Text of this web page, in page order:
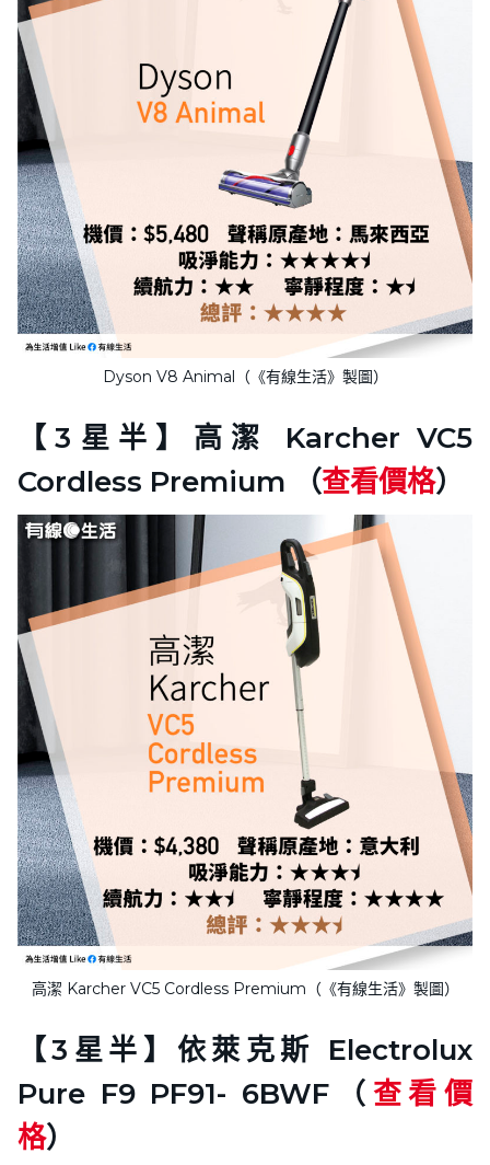
Dyson V8 Animal（《有線生活》製圖）
【3星半】高潔 Karcher VC5
Cordless Premium （查看價格）
高潔 Karcher VC5 Cordless Premium（《有線生活》製圖）
【3星半】依萊克斯 Electrolux
Pure F9 PF91- 6BWF（ 查看價
格）